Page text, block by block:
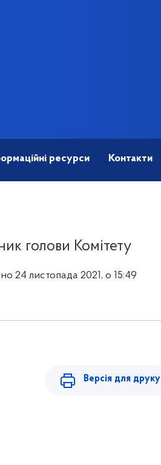
ресурси Контакти
голови Комітету
24 листопада 2021, о 15:49
Версія для друку